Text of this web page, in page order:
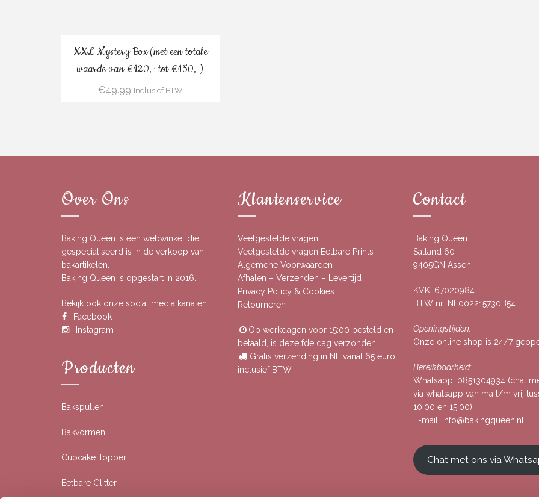
Bestel
XXL Mystery Box (met een totale
waarde van €120,- tot €150,-)
€49.99 Inclusief BTW
Over Ons
Baking Queen is een webwinkel die
gespecialiseerd is in de verkoop van
bakartikelen.
Baking Queen is opgestart in 2016.
Bekijk ook onze social media kanalen!
Facebook
Instagram
Producten
Bakspullen
Bakvormen
Cupcake Topper
Eetbare Glitter
Klantenservice
Veelgestelde vragen
Veelgestelde vragen Eetbare Prints
Algemene Voorwaarden
Afhalen – Verzenden – Levertijd
Privacy Policy & Cookies
Retourneren
Op werkdagen voor 15:00 besteld en
betaald, is dezelfde dag verzonden
Gratis verzending in NL vanaf 65 euro
inclusief BTW
Contact
Baking Queen
Salland 60
9405GN Assen
KVK: 67020984
BTW nr: NL002215730B54
Openingstijden:
Onze online shop is 24/7
Bereikbaarheid:
Whatsapp: 0851304934 (chat
via whatsapp van ma t/m vrij
10:00 en 15:00)
E-mail: info@bakingqueen.nl
Chat met ons via